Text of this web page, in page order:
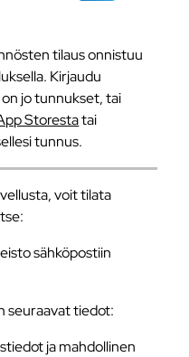
tilaus onnistuu
Kirjaudu
jo tunnukset, tai
Storestatai
tunnus.
voit tilata
sähköpostiin
seuraavat tiedot:
ja mahdollinen